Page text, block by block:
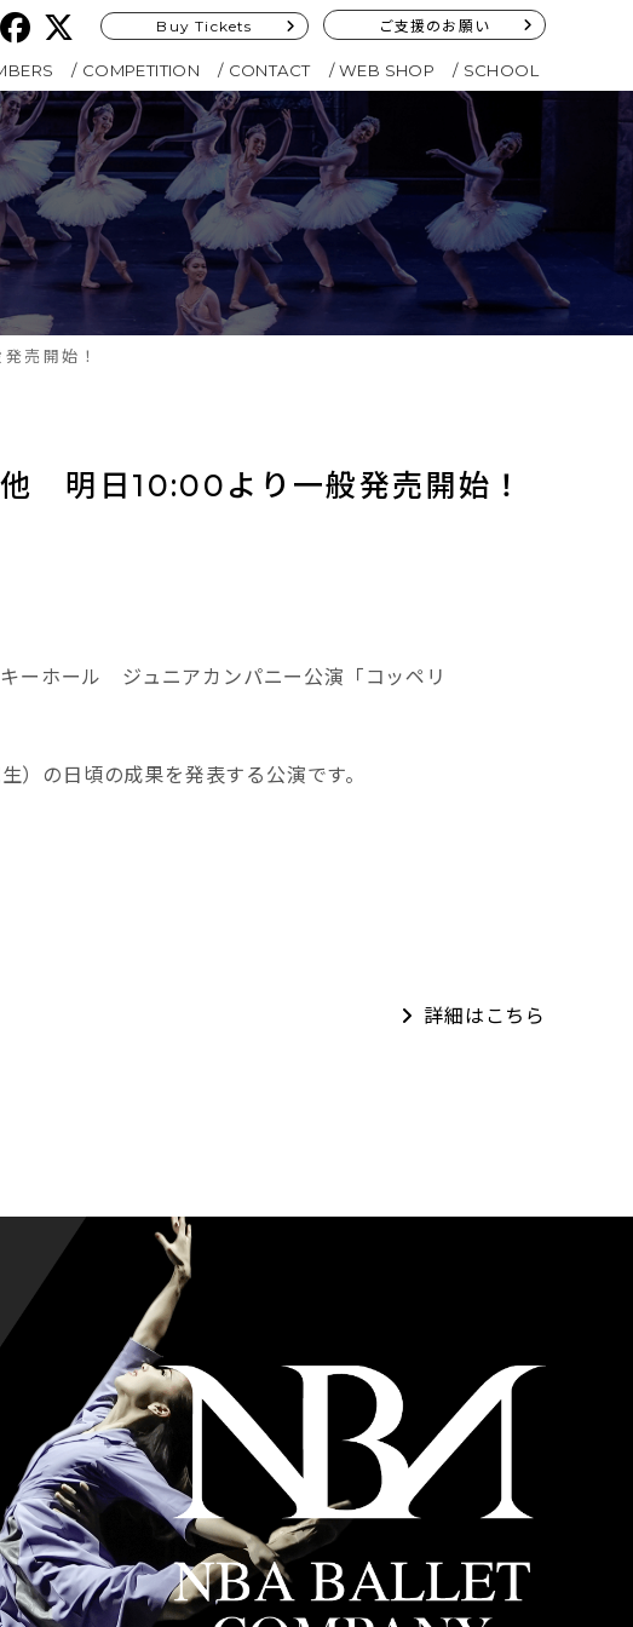
Buy Tickets ご支援のお願い
COMPETITION CONTACT WEB SHOP SCHOOL
売開始！
　明日10:00より一般発売開始！
ーホール ジュニアカンパニー公演「コッペリ
）の日頃の成果を発表する公演です。
詳細はこちら